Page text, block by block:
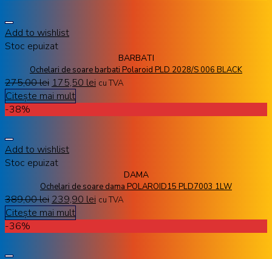
Add to wishlist
Stoc epuizat
BARBATI
Ochelari de soare barbati Polaroid PLD 2028/S 006 BLACK
275,00lei 175,50 lei cu TVA
Citește mai mult
-38%
Add to wishlist
Stoc epuizat
DAMA
Ochelari de soare dama POLAROID15 PLD7003 1LW
389,00lei 239,90 lei cu TVA
Citește mai mult
-36%